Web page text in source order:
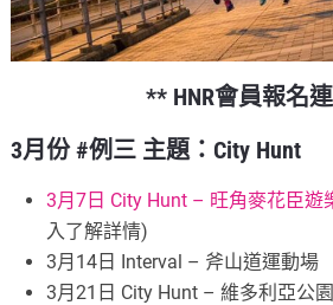
** HNR會員報名
3月份 #例三 主題：City Hunt
3月7日 City Hunt – 旺角麥花臣遊
入了解詳情)
3月14日 Interval – 斧山道運動場
3月21日 City Hunt – 維多利亞公園